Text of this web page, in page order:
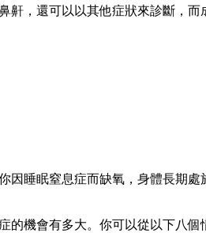
鼾，還可以以其他症狀來診斷，
因睡眠窒息症而缺氧，身體長期
的機會有多大。你可以從以下八